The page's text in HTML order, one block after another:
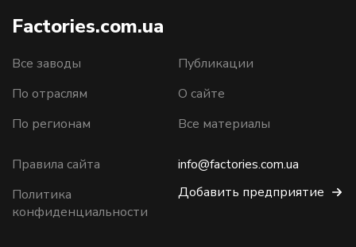
Factories.com.ua
Все заводы
По отраслям
По регионам
Публикации
О сайте
Все материалы
Правила сайта
Политика
конфиденциальности
info@factories.com.ua
Добавить предприятие